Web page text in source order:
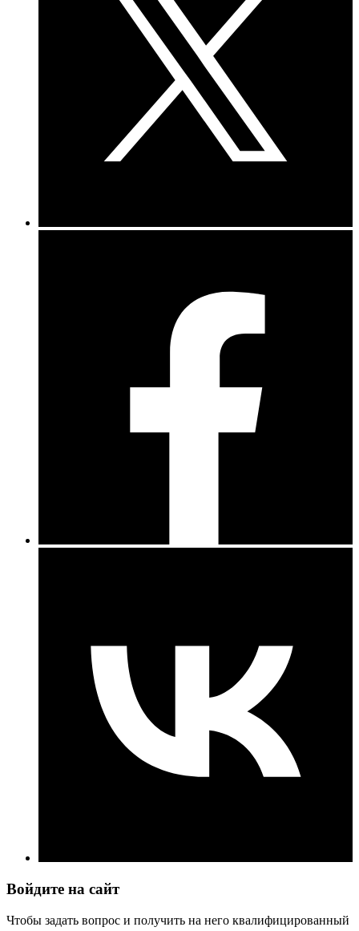
Войдите на сайт
Чтобы задать вопрос и получить на него квалифицированный